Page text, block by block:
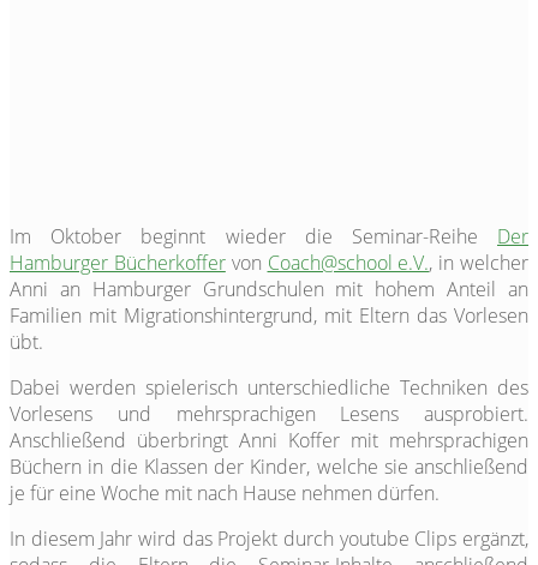
Im Oktober beginnt wieder die Seminar-Reihe Der
Hamburger Bücherkoffervon Coach@school e.V., in welcher
Anni an Hamburger Grundschulen mit hohem Anteil an
Familien mit Migrationshintergrund, mit Eltern das Vorlesen
übt.
Dabei werden spielerisch unterschiedliche Techniken des
Vorlesens und mehrsprachigen Lesens ausprobiert.
Anschließend überbringt Anni Koffer mit mehrsprachigen
Büchern in die Klassen der Kinder, welche sie anschließend
je für eine Woche mit nach Hause nehmen dürfen.
In diesem Jahr wird das Projekt durch youtube Clips ergänzt,